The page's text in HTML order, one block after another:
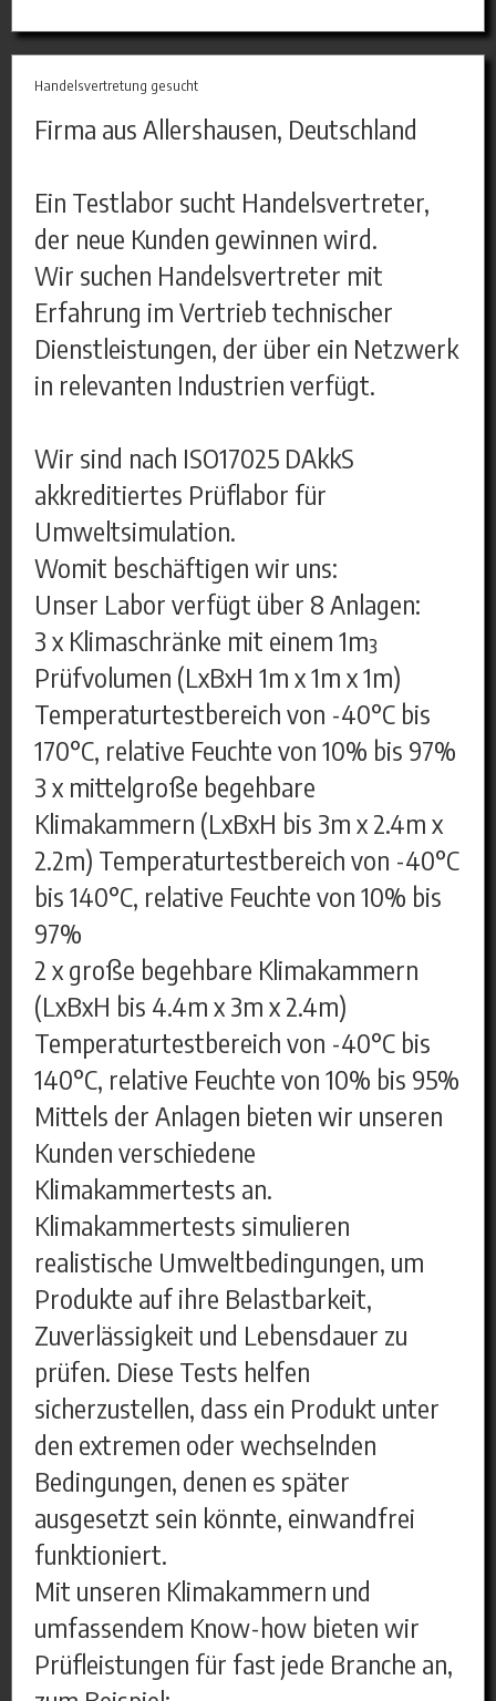
Handelsvertretung gesucht
Firma aus Allershausen, Deutschland
Ein Testlabor sucht Handelsvertreter,
der neue Kunden gewinnen wird.
Wir suchen Handelsvertreter mit
Erfahrung im Vertrieb technischer
Dienstleistungen, der über ein Netzwerk
in relevanten Industrien verfügt.
Wir sind nach ISO17025 DAkkS
akkreditiertes Prüflabor für
Umweltsimulation.
Womit beschäftigen wir uns:
Unser Labor verfügt über 8 Anlagen:
3 x Klimaschränke mit einem 1m³
Prüfvolumen (LxBxH 1m x 1m x 1m)
Temperaturtestbereich von -40°C bis
170°C, relative Feuchte von 10% bis 97%
3 x mittelgroße begehbare
Klimakammern (LxBxH bis 3m x 2.4m x
2.2m) Temperaturtestbereich von -40°C
bis 140°C, relative Feuchte von 10% bis
97%
2 x große begehbare Klimakammern
(LxBxH bis 4.4m x 3m x 2.4m)
Temperaturtestbereich von -40°C bis
140°C, relative Feuchte von 10% bis 95%
Mittels der Anlagen bieten wir unseren
Kunden verschiedene
Klimakammertests an.
Klimakammertests simulieren
realistische Umweltbedingungen, um
Produkte auf ihre Belastbarkeit,
Zuverlässigkeit und Lebensdauer zu
prüfen. Diese Tests helfen
sicherzustellen, dass ein Produkt unter
den extremen oder wechselnden
Bedingungen, denen es später
ausgesetzt sein könnte, einwandfrei
funktioniert.
Mit unseren Klimakammern und
umfassendem Know-how bieten wir
Prüfleistungen für fast jede Branche an,